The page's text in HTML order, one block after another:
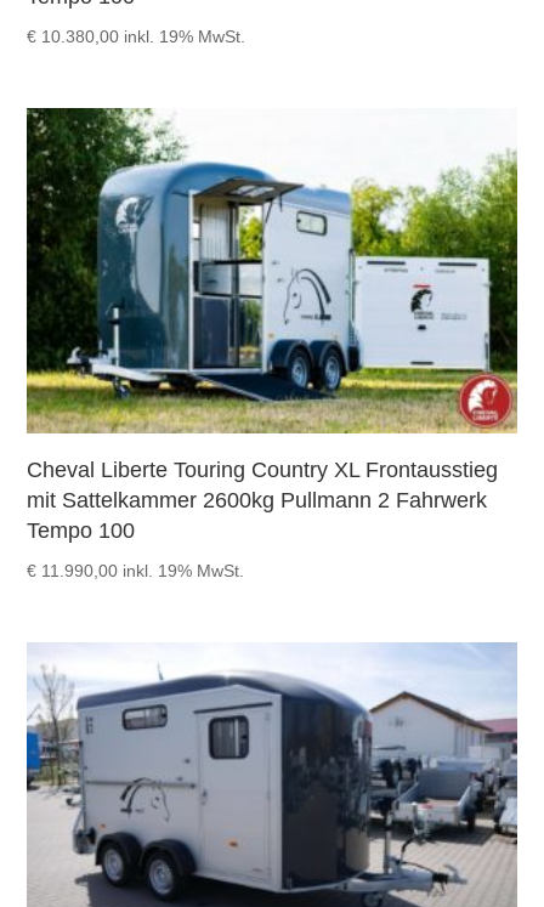
€ 10.380,00 inkl. 19% MwSt.
Cheval Liberte Touring Country XL Frontausstieg
mit Sattelkammer 2600kg Pullmann 2 Fahrwerk
Tempo 100
€ 11.990,00 inkl. 19% MwSt.